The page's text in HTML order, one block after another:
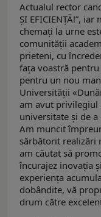
Actualul rector
ȘI EFICIENȚĂ!”,
chemați la urne
comunității
prieteni, cu
fața voastră
pentru un nou
Universității
am avut privilegiul
universitate și de
Am muncit
sărbătorit realizări
am căutat să
încurajez inovația
experiența
dobândite, vă
drum către